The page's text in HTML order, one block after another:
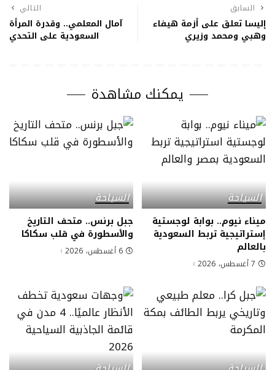
السابق
إليسا تعلق على أزمة هيفاء
وهبي ومحمد وزيري
التالي
آمال المعلمي.. وقدرة المرأة
السعودية على التحدي
يمكنك مشاهدة
السياحة
ميناء نيوم.. بوابة لوجستية
إستراتيجية تربط السعودية
بالعالم
7 أغسطس، 2026
السياحة
جبل برنس.. متحف التاريخ
والأسطورة في قلب سكاكا
6 أغسطس، 2026